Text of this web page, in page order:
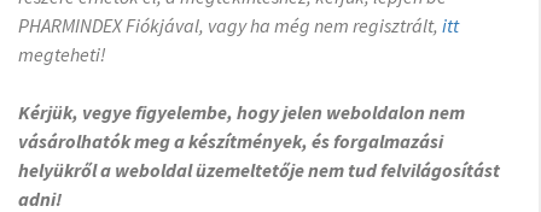
PHARMINDEX Fiókjával, vagy ha még nem regisztrált, itt
megteheti!
Kérjük, vegye figyelembe, hogy jelen weboldalon nem
vásárolhatók meg a készítmények, és forgalmazási
helyükről a weboldal üzemeltetője nem tud felvilágosítást
adni!